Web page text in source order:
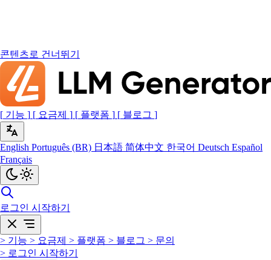
콘텐츠로 건너뛰기
[ 기능 ] [ 요금제 ] [ 플랫폼 ] [ 블로그 ]
English Português (BR) 日本語 简体中文 한국어 Deutsch Español
Français
로그인 시작하기
> 기능 > 요금제 > 플랫폼 > 블로그 > 문의
> 로그인 시작하기